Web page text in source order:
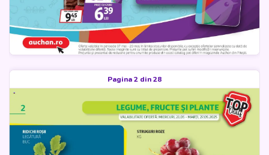
Pagina 2 din 28